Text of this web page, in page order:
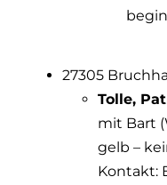
27305
Tolle,
mit Bart
gelb –
Kontakt: